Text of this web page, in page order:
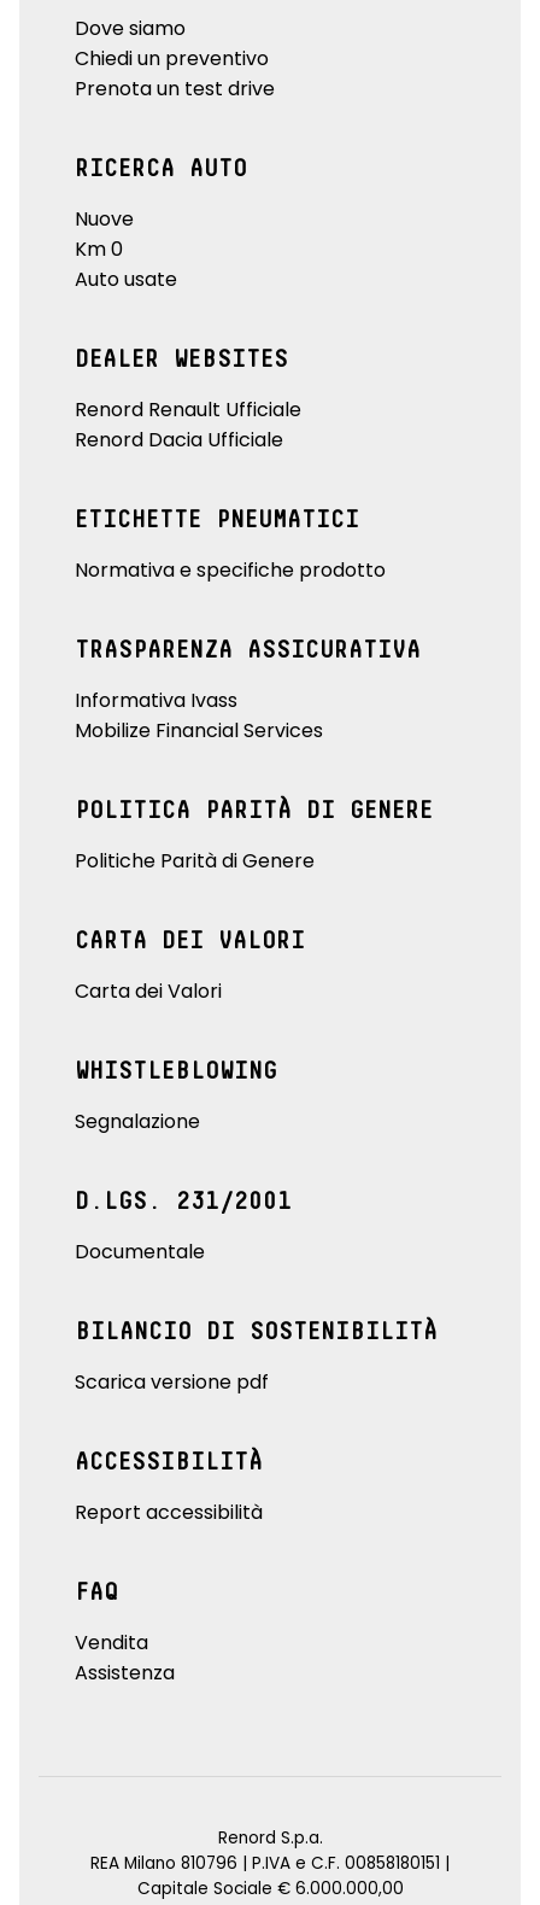
Dove siamo
Chiedi un preventivo
Prenota un test drive
RICERCA AUTO
Nuove
Km 0
Auto usate
DEALER WEBSITES
Renord Renault Ufficiale
Renord Dacia Ufficiale
ETICHETTE PNEUMATICI
Normativa e specifiche prodotto
TRASPARENZA ASSICURATIVA
Informativa Ivass
Mobilize Financial Services
POLITICA PARITÀ DI GENERE
Politiche Parità di Genere
CARTA DEI VALORI
Carta dei Valori
WHISTLEBLOWING
Segnalazione
D.LGS. 231/2001
Documentale
BILANCIO DI SOSTENIBILITÀ
Scarica versione pdf
ACCESSIBILITÀ
Report accessibilità
FAQ
Vendita
Assistenza
Renord S.p.a.
REA Milano 810796 | P.IVA e C.F. 00858180151 |
Capitale Sociale € 6.000.000,00